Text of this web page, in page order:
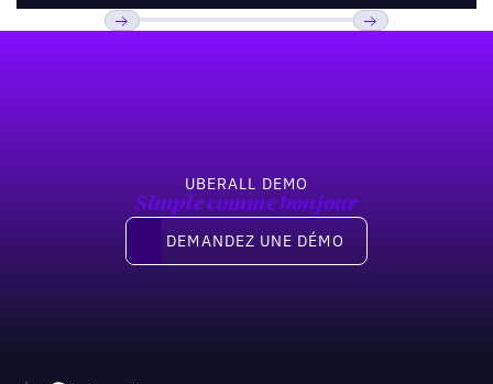
UBERALL DEMO
Simple comme bonjour
Demandez une démo
DEMANDEZ UNE DÉMO